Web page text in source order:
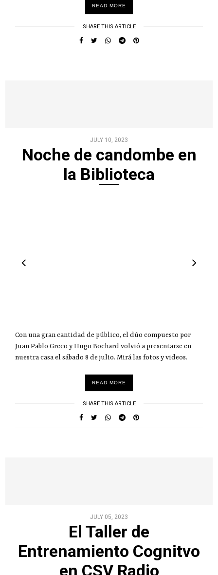
READ MORE
SHARE THIS ARTICLE
JULY 10, 2023
Noche de candombe en
la Biblioteca
Con una gran cantidad de público, el dúo compuesto por
Juan Pablo Greco y Hugo Bochard volvió a presentarse en
nuestra casa el sábado 8 de julio. Mirá las fotos y videos.
READ MORE
SHARE THIS ARTICLE
JULY 05, 2023
El Taller de
Entrenamiento Cognitvo
en CSV Radio